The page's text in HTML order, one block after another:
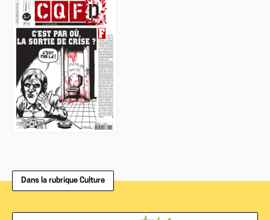
Dans la rubrique Culture